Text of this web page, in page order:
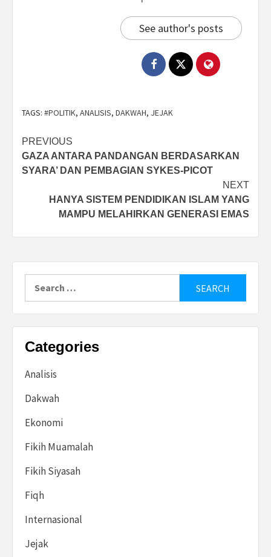
See author's posts
TAGS: #POLITIK, ANALISIS, DAKWAH, JEJAK
Post
navigation
PREVIOUS
GAZA ANTARA PANDANGAN BERDASARKAN
SYARA’ DAN PEMBAGIAN SYKES-PICOT
NEXT
HANYA SISTEM PENDIDIKAN ISLAM YANG
MAMPU MELAHIRKAN GENERASI EMAS
Categories
Analisis
Dakwah
Ekonomi
Fikih Muamalah
Fikih Siyasah
Fiqh
Internasional
Jejak